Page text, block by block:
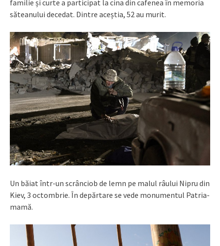
familie și curte a participat la cina din cafenea în memoria
săteanului decedat. Dintre aceștia, 52 au murit.
Un băiat într-un scrânciob de lemn pe malul râului Nipru din
Kiev, 3 octombrie. În depărtare se vede monumentul Patria-
mamă.